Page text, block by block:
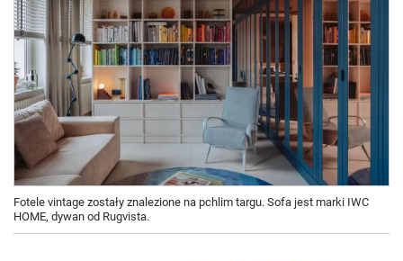
Fotele vintage zostały znalezione na pchlim targu. Sofa jest marki IWC
HOME, dywan od Rugvista.